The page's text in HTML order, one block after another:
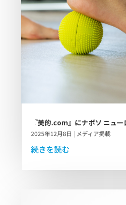
『美的.com』にナボソ ニュ
2025年12月8日 | メディア掲載
続きを読む